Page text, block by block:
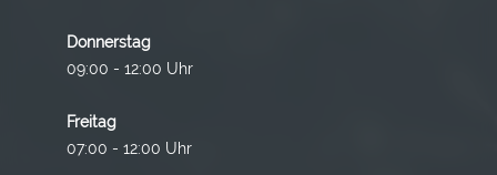
Donnerstag
09:00 - 12:00 Uhr
Freitag
07:00 - 12:00 Uhr